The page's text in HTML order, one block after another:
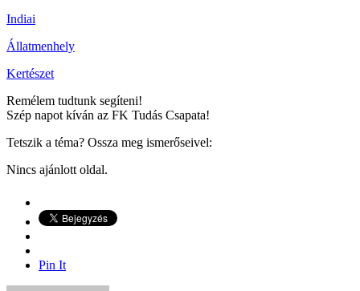
Indiai
Állatmenhely
Kertészet
Remélem tudtunk segíteni!
Szép napot kíván az FK Tudás Csapata!
Tetszik a téma? Ossza meg ismerőseivel:
Nincs ajánlott oldal.
Pin It